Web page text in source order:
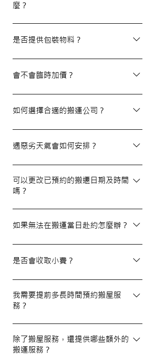
麼？
壹家壹搬運專家的服務覆蓋港九及新界，無
論是一般搬屋服務還是商務搬遷，我們都能
是否提供包裝物料？
是的，我們會為客戶提供包裝物料。如有需
要，請隨時與我們的客戶服務員查詢。
會不會臨時加價？
我們的報價透明，會根據您提供的物品清單
提供合理預算，絕無隱藏費用。除非搬運當
約定的費用。
如何選擇合適的搬運公司？
選擇一間合適的搬運公司非常重要，建議您
選擇經驗豐富、提供專業服務且預算合理的
擇！
遇惡劣天氣會如何安排？
如搬屋當日遇上惡劣天氣，我們會提前與您
聯絡並安排改期。具體安排如下： 黑色暴
雨或八號熱帶氣旋警告於早上十時前發出：
我們會即時更新安排。 工作時間內解除警
可以更改已預約的搬遷日期及時間
嗎？
如果需要更改或取消已預約的搬運服務，請
在預定搬運日期前至少兩個工作日的下午三
50%作為行政費。
如果無法在搬運當日赴約怎麼辦？
若您無法在搬運當日赴約，請至少提前兩個
工作日的下午三時通知我們，否則我們將有
是否會收取小費？
我們不會向客戶索取小費，但客戶可自願性
地為搬運團隊作獎賞，以表達對我們服務的
滿意。
我需要提前多長時間預約搬屋服
務？
我們建議您在搬屋前一至三星期預約搬運日
期及時間，特別是在熱門的週末，以確保我
們能為您安排妥當的服務。
除了搬屋服務，還提供哪些額外的
搬運服務？